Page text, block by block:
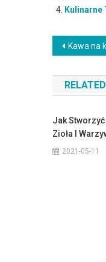
wpisu
Kawa na kaca: czy
Jak Stworzyć
Zioła I
2021-05-11